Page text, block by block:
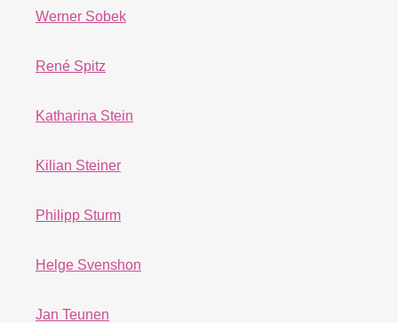
Werner Sobek
René Spitz
Katharina Stein
Kilian Steiner
Philipp Sturm
Helge Svenshon
Jan Teunen